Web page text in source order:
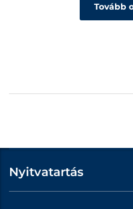
Tovább
Nyitvatartás